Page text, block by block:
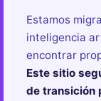
Estamos
inteligencia
encontrar
Este sitio
de transición